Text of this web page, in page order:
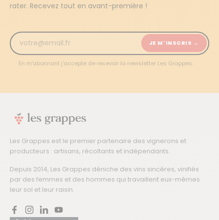
rater. Recevez tout en avant-première !
JE M'INSCRIS →
En m'abonnant j'accepte de recevoir la newsletter Les Grappes.
Les Grappes est le premier partenaire des vignerons et
producteurs : artisans, récoltants et indépendants.
Depuis 2014, Les Grappes déniche des vins sincères, vinifiés
par des femmes et des hommes qui travaillent eux-mêmes
leur sol et leur raisin.
FacebookInstagram
LinkedInYouTube